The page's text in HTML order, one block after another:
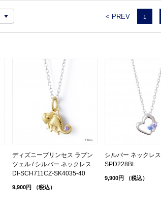
< PREV 1
ディズニープリンセス ラプン
ツェル / シルバー ネックレス
DI-SCH711CZ-SK4035-40
9,900円 （税込）
シルバー ネックレス
SPD228BL
9,900円 （税込）